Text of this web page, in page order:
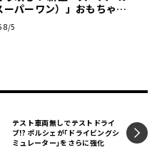
ーパーワン）」おもちゃ箱
8/5
テスト車両無しでテストドライ
ブ!? ポルシェが｢ドライビングシ
ミュレーター｣をさらに強化